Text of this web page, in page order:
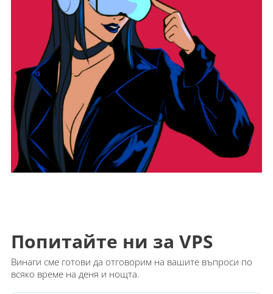
Попитайте ни за VPS
Винаги сме готови да отговорим на вашите въпроси по
всяко време на деня и нощта.